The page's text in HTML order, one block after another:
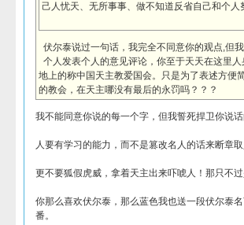
己人忧天、无所事事、做不知道反省自己和个
伏尔泰说过一句话，我完全不同意你的观点,但
个人发表个人的意见评论，你至于天天在这里
地上的称中国天主教爱国会。只是为了表述方便
的教会，在天主哪没有最后的永罚吗？？？
我不能同意你说的每一个字，但我誓死捍卫你说
人要有学习的能力，而不是篡改名人的话来断章取
更不要狐假虎威，拿着天主出来吓唬人！那只不过
你那么喜欢伏尔泰，那么蓝色我也送一段伏尔泰
番。